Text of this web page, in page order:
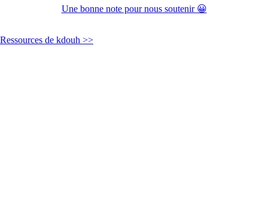
Une bonne note pour nous soutenir 😀
Ressources de kdouh >>